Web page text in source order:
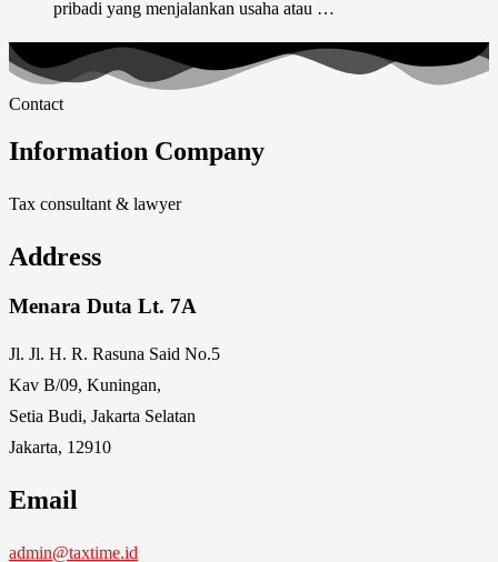
pribadi yang menjalankan usaha atau …
Contact
Information Company
Tax consultant & lawyer
Address
Menara Duta Lt. 7A
Jl. Jl. H. R. Rasuna Said No.5
Kav B/09, Kuningan,
Setia Budi, Jakarta Selatan
Jakarta, 12910
Email
admin@taxtime.id